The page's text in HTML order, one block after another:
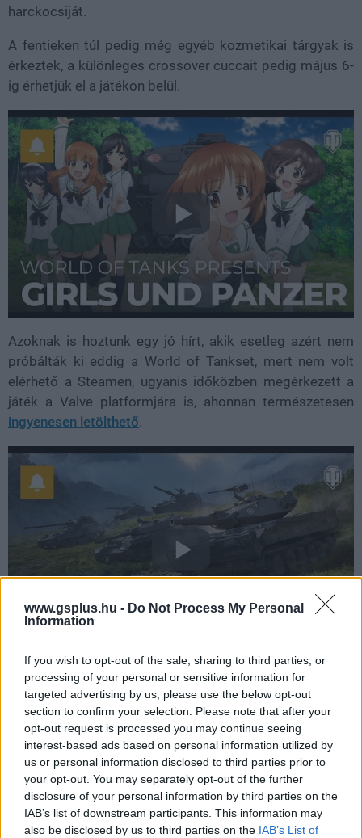
www.gsplus.hu - Do Not Process My Personal
Information
If you wish to opt-out of the sale, sharing to third parties, or
processing of your personal or sensitive information for
targeted advertising by us, please use the below opt-out
section to confirm your selection. Please note that after your
opt-out request is processed you may continue seeing
interest-based ads based on personal information utilized by
us or personal information disclosed to third parties prior to
your opt-out. You may separately opt-out of the further
disclosure of your personal information by third parties on the
IAB’s list of downstream participants. This information may
also be disclosed by us to third parties on the IAB’s List of
harckocsiját.
A fentieken túl pedig még egyéb kozmetikai tárgyak is
érkeztek, a különleges crossover cuccait pedig május 6-
ig érhetjük el a játékon belül.
Azoknak is hoztunk egy jó hírt, akik esetleg azért nem
próbálták ki eddig a World of Tankset, mert nem volt
elérhető a Steamen, ugyanis időközben megérkezett a
játék a Valve platformjára is, ahonnan természetesen
ingyenesen letölthető.
Azonban azt fontos megjegyezni, hogy a már meglévő
wargaminges fiókotokkal nem tudjátok használni a
steames verziót, így a jelek szerint mindenképp friss
fiókkal lehet csak csatába vonulni.
SMASH by Meló-Diák: Homok, zene és a nyár legjobb
hangulata – Jön a második forduló! (X)